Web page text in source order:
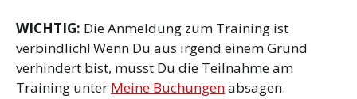
WICHTIG: Die Anmeldung zum Training ist
verbindlich! Wenn Du aus irgend einem Grund
verhindert bist, musst Du die Teilnahme am
Training unter Meine Buchungenabsagen.